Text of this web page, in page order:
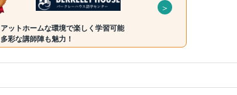
＞
アットホームな環境で楽しく学習可能
多彩な講師陣も魅力！